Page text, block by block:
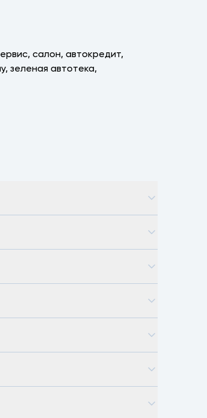
салон, автокредит,
зеленая автотека,